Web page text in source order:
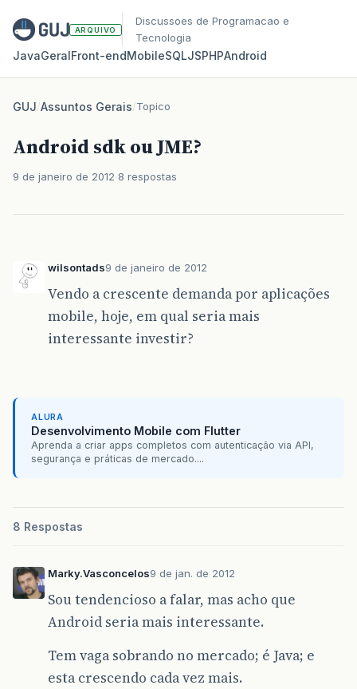
ARQUIVO
Discussoes de Programacao e
Tecnologia
JavaGeralFront‑endMobileSQLJSPHPAndroid
GUJ/Assuntos Gerais/Topico
Android sdk ou JME?
9 de janeiro de 2012 8 respostas
wilsontads9 de janeiro de 2012
Vendo a crescente demanda por aplicações
mobile, hoje, em qual seria mais
interessante investir?
ALURA
Desenvolvimento Mobile com Flutter
Aprenda a criar apps completos com autenticação via API,
segurança e práticas de mercado....
8 Respostas
Marky.Vasconcelos9 de jan. de 2012
Sou tendencioso a falar, mas acho que
Android seria mais interessante.
Tem vaga sobrando no mercado; é Java; e
esta crescendo cada vez mais.